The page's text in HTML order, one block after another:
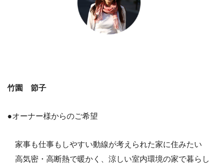
竹園 節子
●オーナー様からのご希望
家事も仕事もしやすい動線が考えられた家に住みたい
高気密・高断熱で暖かく、涼しい室内環境の家で暮らし